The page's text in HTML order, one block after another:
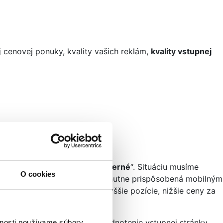
O cookies
ponuky, kvality vašich reklám, kvality vstupnej
stránkou.
nadpriemerné“. Situáciu musíme
stránka musí byť nevyhnutne prispôsobená mobilným
„lepšie skóre kvality“, vyššie pozície, nižšie ceny za